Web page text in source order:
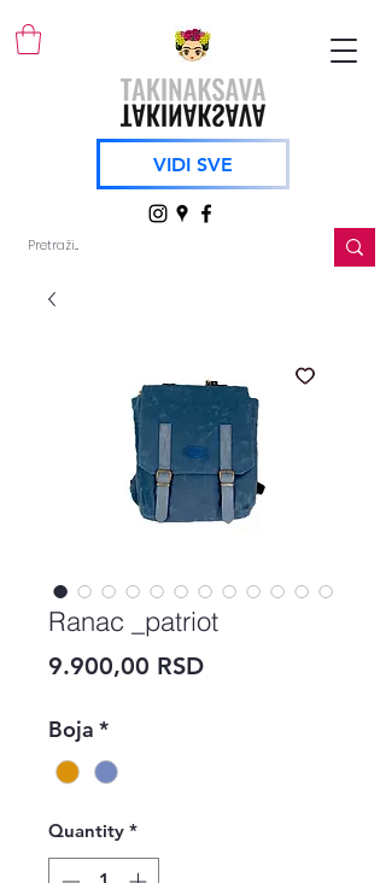
VIDI SVE
Ranac _patriot
9.900,00 RSDPrice
Boja *
Quantity *